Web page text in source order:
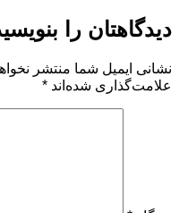
دیدگاهتان را
نشانی ایمیل شما منتشر
علامت‌گذاری شده‌اند *